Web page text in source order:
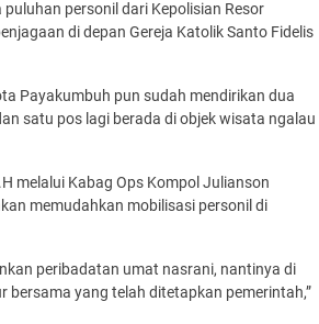
personil dari Kepolisian Resor
di depan Gereja Katolik Santo Fidelis
Payakumbuh pun sudah mendirikan dua
satu pos lagi berada di objek wisata ngalau
melalui Kabag Ops Kompol Julianson
memudahkan mobilisasi personil di
peribadatan umat nasrani, nantinya di
yang telah ditetapkan pemerintah,”